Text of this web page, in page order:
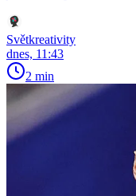
Světkreativity
dnes, 11:43
2 min